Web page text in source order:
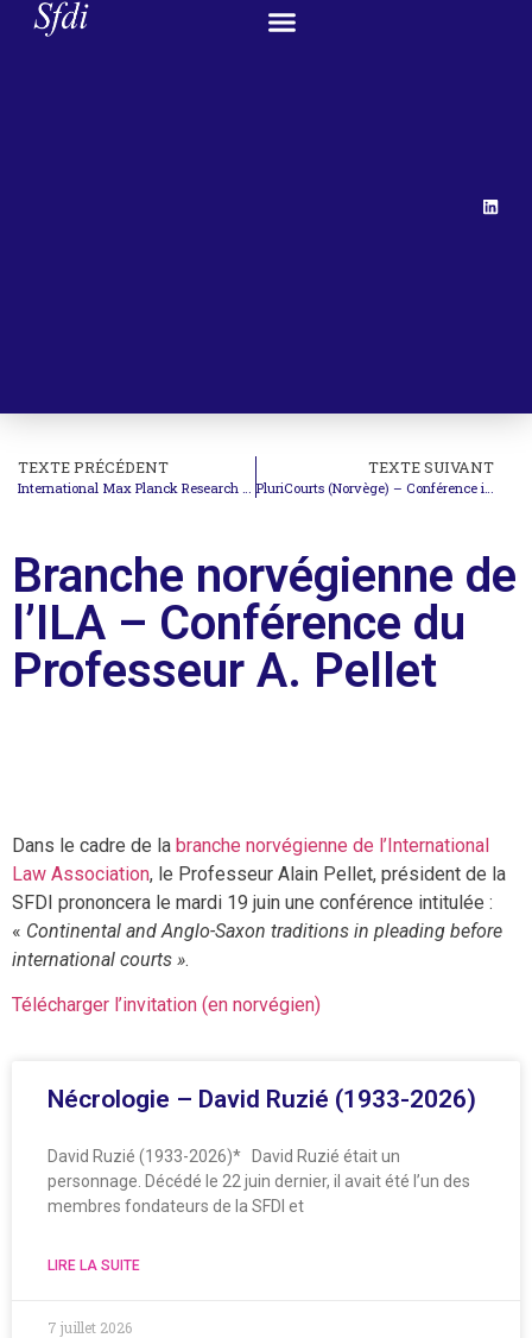
TEXTE PRÉCÉDENT
International Max Planck Research School on Retaliation, Mediation and Punishment – Appel à communications
TEXTE SUIVANT
PluriCourts (Norvège) – Conférence inaugurale
Branche norvégienne de
l’ILA – Conférence du
Professeur A. Pellet
Dans le cadre de la branche norvégienne de l’International
Law Association, le Professeur Alain Pellet, président de la
SFDI prononcera le mardi 19 juin une conférence intitulée :
« Continental and Anglo-Saxon traditions in pleading before
international courts ».
Télécharger l’invitation (en norvégien)
Nécrologie – David Ruzié (1933-2026)
David Ruzié (1933-2026)* David Ruzié était un
personnage. Décédé le 22 juin dernier, il avait été l’un des
membres fondateurs de la SFDI et
LIRE LA SUITE
7 juillet 2026